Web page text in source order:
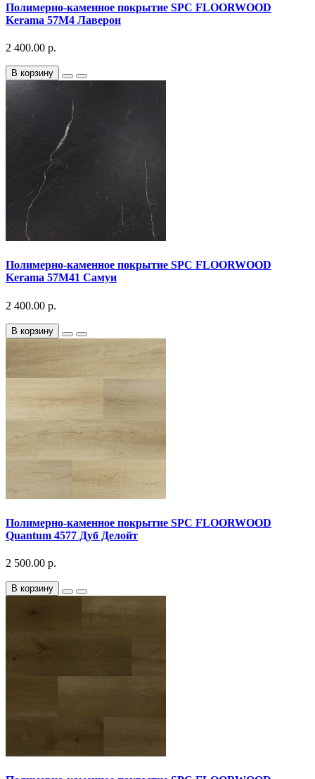
Полимерно-каменное покрытие SPC FLOORWOOD
Kerama 57M4 Лаверон
2 400.00 р.
В корзину
Полимерно-каменное покрытие SPC FLOORWOOD
Kerama 57M41 Самуи
2 400.00 р.
В корзину
Полимерно-каменное покрытие SPC FLOORWOOD
Quantum 4577 Дуб Делойт
2 500.00 р.
В корзину